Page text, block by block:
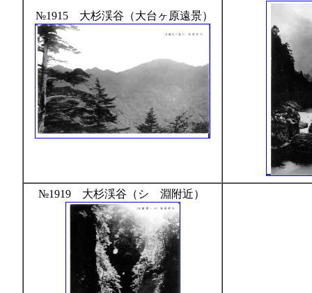
№1915 大杉渓谷（大台ヶ原遠景）
№1919 大杉渓谷（シゝ淵附近）